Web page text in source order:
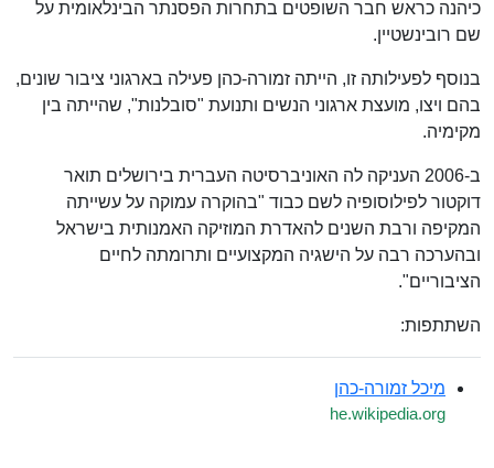
כיהנה כראש חבר השופטים בתחרות הפסנתר הבינלאומית על
שם רובינשטיין.
בנוסף לפעילותה זו, הייתה זמורה-כהן פעילה בארגוני ציבור שונים,
בהם ויצו, מועצת ארגוני הנשים ותנועת "סובלנות", שהייתה בין
מקימיה.
ב-2006 העניקה לה האוניברסיטה העברית בירושלים תואר
דוקטור לפילוסופיה לשם כבוד "בהוקרה עמוקה על עשייתה
המקיפה ורבת השנים להאדרת המוזיקה האמנותית בישראל
ובהערכה רבה על הישגיה המקצועיים ותרומתה לחיים
הציבוריים".
השתתפות:
מיכל זמורה-כהן
he.wikipedia.org